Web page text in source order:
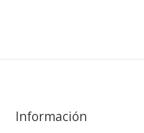
Información